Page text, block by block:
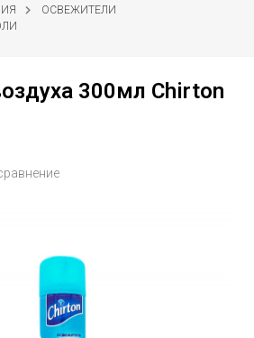
ОСВЕЖИТЕЛИ
300мл Chirton